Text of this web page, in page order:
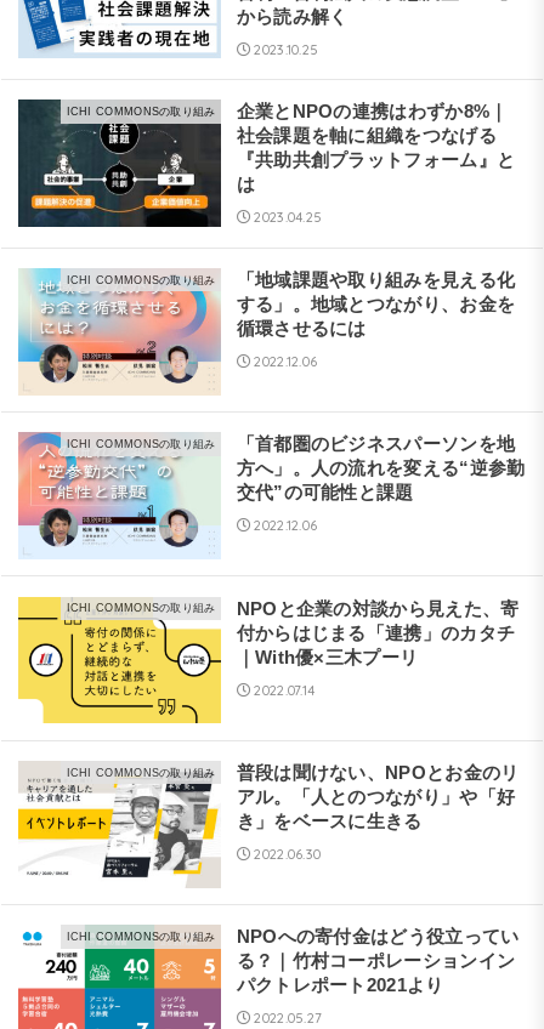
から読み解く
2023.10.25
ICHI COMMONSの取り組み
企業とNPOの連携はわずか8%｜
社会課題を軸に組織をつなげる
『共助共創プラットフォーム』と
は
2023.04.25
ICHI COMMONSの取り組み
「地域課題や取り組みを見える化
する」。地域とつながり、お金を
循環させるには
2022.12.06
ICHI COMMONSの取り組み
「首都圏のビジネスパーソンを地
方へ」。人の流れを変える“逆参勤
交代”の可能性と課題
2022.12.06
ICHI COMMONSの取り組み
NPOと企業の対談から見えた、寄
付からはじまる「連携」のカタチ
｜With優×三木プーリ
2022.07.14
ICHI COMMONSの取り組み
普段は聞けない、NPOとお金のリ
アル。「人とのつながり」や「好
き」をベースに生きる
2022.06.30
ICHI COMMONSの取り組み
NPOへの寄付金はどう役立ってい
る？｜竹村コーポレーションイン
パクトレポート2021より
2022.05.27